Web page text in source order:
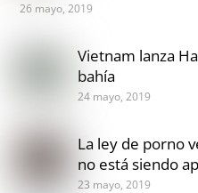
26 mayo, 2019
Vietnam lanza
bahía
24 mayo, 2019
La ley de porno
no está siendo
23 mayo, 2019